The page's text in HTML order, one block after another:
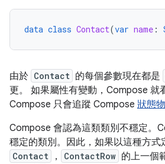
data class Contact(var name :
由於 Contact 的每個參數現在都是
更。 如果屬性有變動，Compose 就
Compose 只會追蹤 Compose 狀態
Compose 會認為這類類別不穩定。
穩定的類別。因此，如果以這種方式
Contact ， ContactRow 的上一個